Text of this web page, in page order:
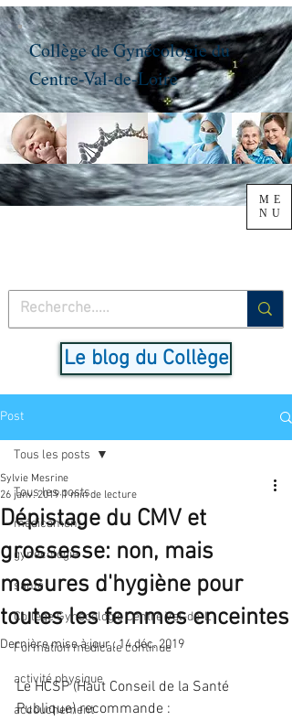
Le blog du Collège
ME
NU
Collège de Gynécologie du
Centre-Val-de-Loire
Post
Tous les posts
médicament
gynécologie
santé
Collège Gynécologie Centre Val-de-L
Formation médicale continue
activité physique
accouchement
Tous les posts
Dépistage du CMV et
grossesse: non, mais
mesures d'hygiène pour
toutes les femmes enceintes
Sylvie Mesrine
26 janv. 2019 1 min de lecture
Dernière mise à jour :14 déc. 2019
Le HCSP (Haut Conseil de la Santé
Publique) recommande :